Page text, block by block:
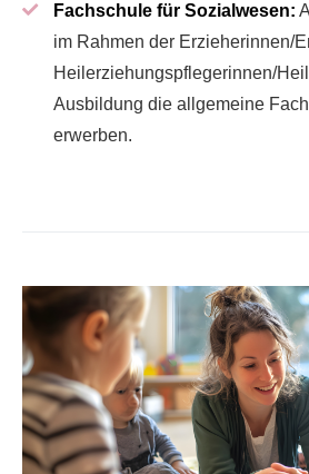
Fachschule für Sozialwesen:
im Rahmen der Erzieherinnen/
Heilerziehungspflegerinnen/
Ausbildung die allgemeine
erwerben.